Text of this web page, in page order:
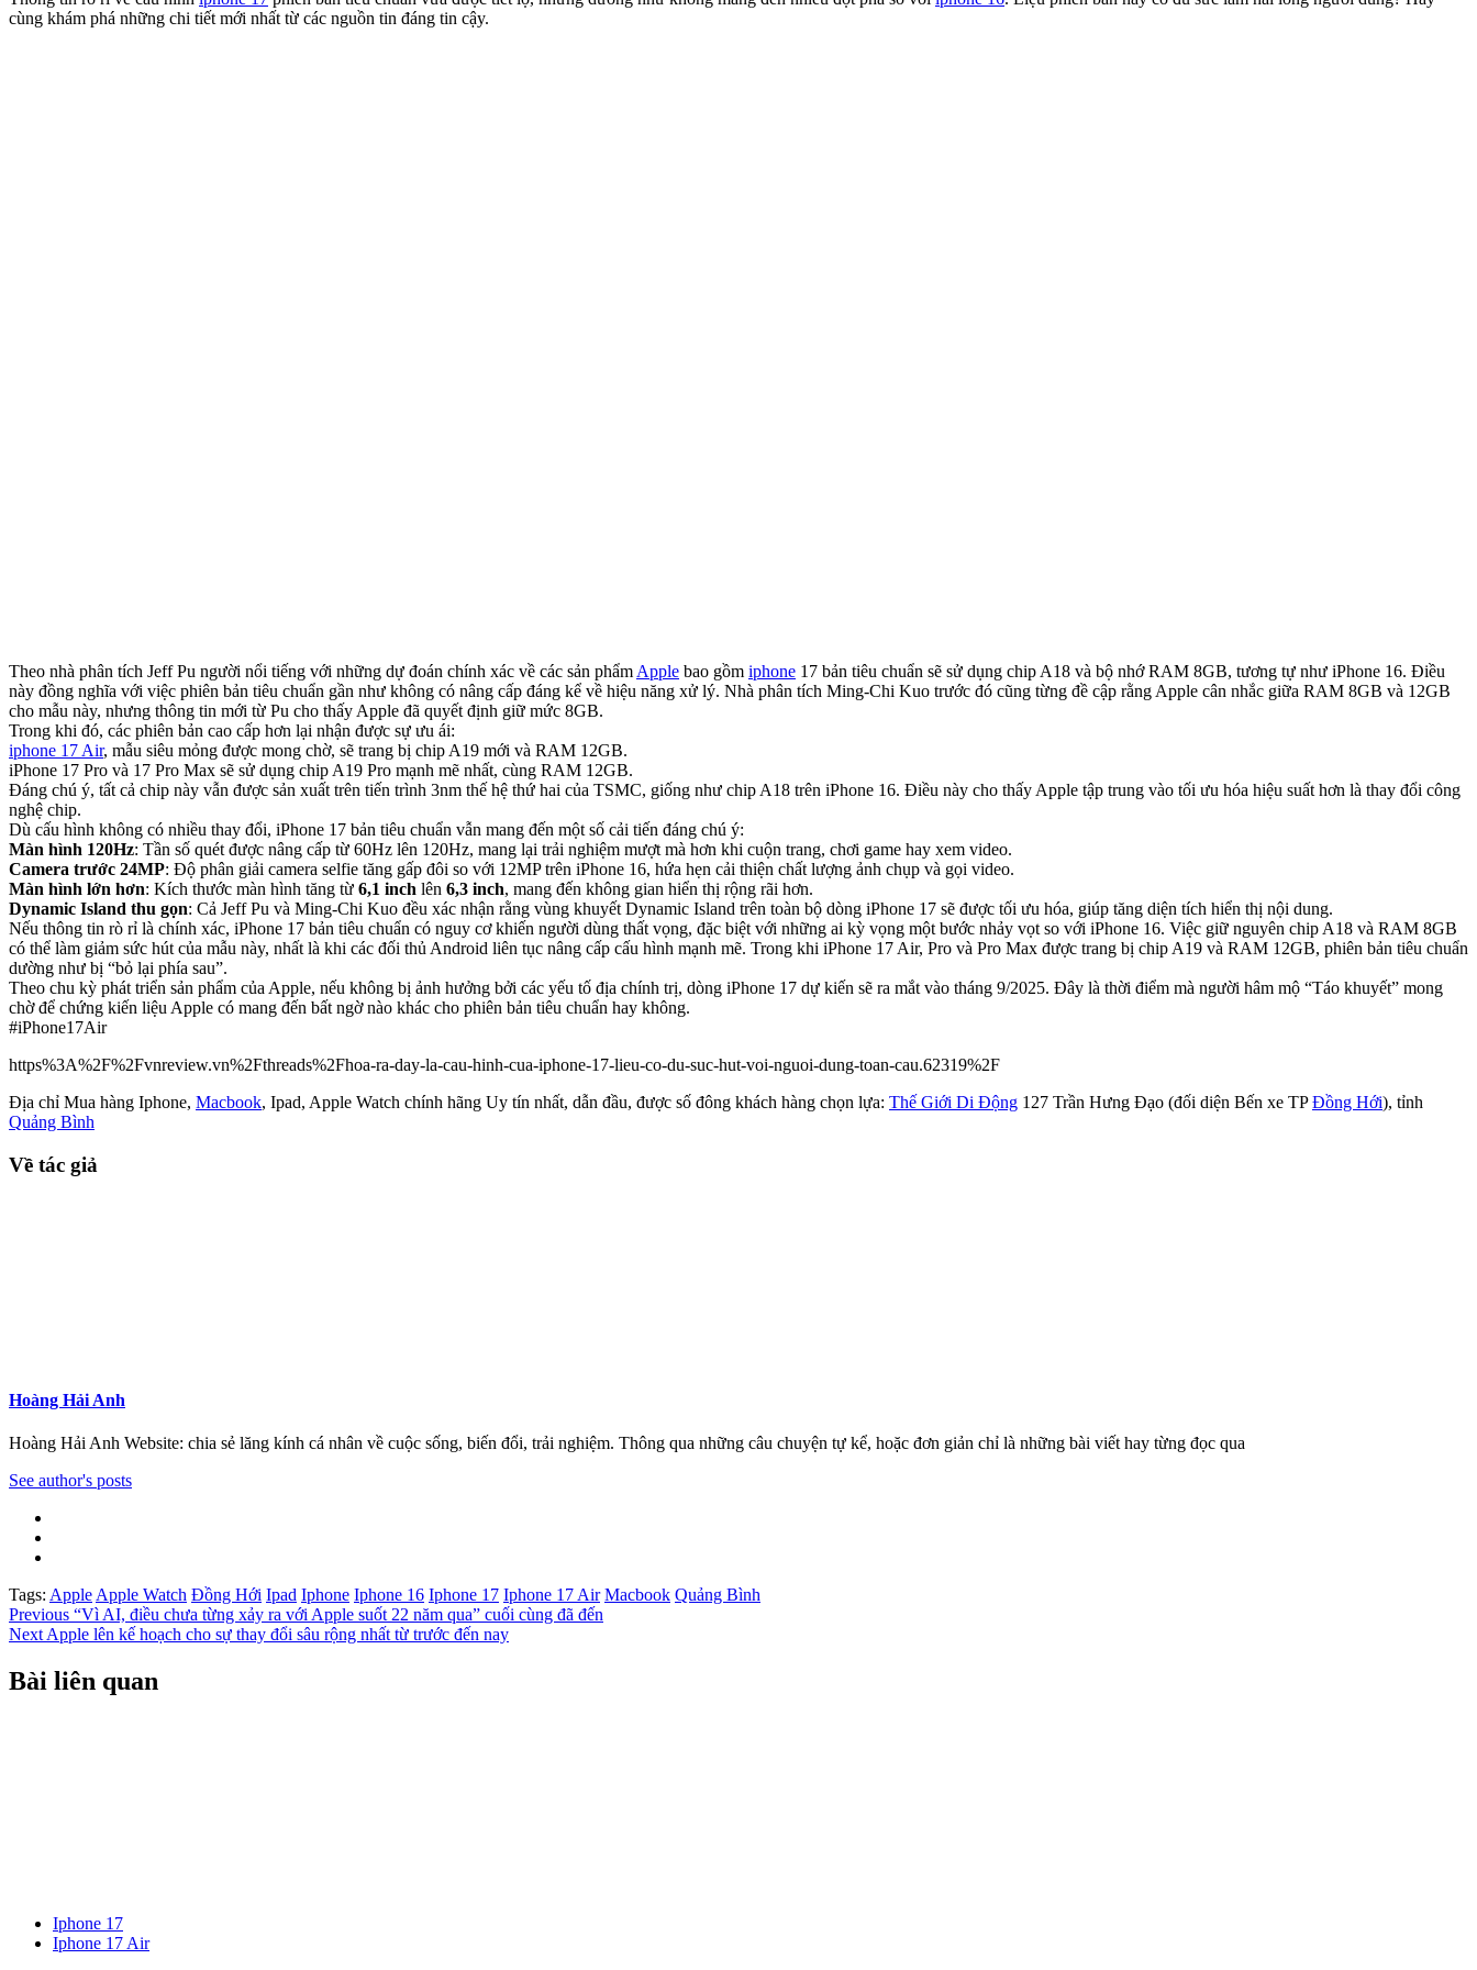
cùng khám phá những chi tiết mới nhất từ các nguồn tin đáng tin cậy.
Theo nhà phân tích Jeff Pu người nổi tiếng với những dự đoán chính xác về các sản phẩmApple bao gồm iphone 17 bản tiêu chuẩn sẽ sử dụng chip A18 và bộ nhớ RAM 8GB, tương tự như iPhone 16. Điều
này đồng nghĩa với việc phiên bản tiêu chuẩn gần như không có nâng cấp đáng kể về hiệu năng xử lý. Nhà phân tích Ming-Chi Kuo trước đó cũng từng đề cập rằng Apple cân nhắc giữa RAM 8GB và 12GB
cho mẫu này, nhưng thông tin mới từ Pu cho thấy Apple đã quyết định giữ mức 8GB.
Trong khi đó, các phiên bản cao cấp hơn lại nhận được sự ưu ái:
iphone 17 Air, mẫu siêu mỏng được mong chờ, sẽ trang bị chip A19 mới và RAM 12GB.
iPhone 17 Pro và 17 Pro Max sẽ sử dụng chip A19 Pro mạnh mẽ nhất, cùng RAM 12GB.
Đáng chú ý, tất cả chip này vẫn được sản xuất trên tiến trình 3nm thế hệ thứ hai của TSMC, giống như chip A18 trên iPhone 16. Điều này cho thấy Apple tập trung vào tối ưu hóa hiệu suất hơn là thay đổi công
nghệ chip.
Dù cấu hình không có nhiều thay đổi, iPhone 17 bản tiêu chuẩn vẫn mang đến một số cải tiến đáng chú ý:
Màn hình 120Hz: Tần số quét được nâng cấp từ 60Hz lên 120Hz, mang lại trải nghiệm mượt mà hơn khi cuộn trang, chơi game hay xem video.
Camera trước 24MP: Độ phân giải camera selfie tăng gấp đôi so với 12MP trên iPhone 16, hứa hẹn cải thiện chất lượng ảnh chụp và gọi video.
Màn hình lớn hơn: Kích thước màn hình tăng từ 6,1 inch lên 6,3 inch, mang đến không gian hiển thị rộng rãi hơn.
Dynamic Island thu gọn: Cả Jeff Pu và Ming-Chi Kuo đều xác nhận rằng vùng khuyết Dynamic Island trên toàn bộ dòng iPhone 17 sẽ được tối ưu hóa, giúp tăng diện tích hiển thị nội dung.
Nếu thông tin rò rỉ là chính xác, iPhone 17 bản tiêu chuẩn có nguy cơ khiến người dùng thất vọng, đặc biệt với những ai kỳ vọng một bước nhảy vọt so với iPhone 16. Việc giữ nguyên chip A18 và RAM 8GB
có thể làm giảm sức hút của mẫu này, nhất là khi các đối thủ Android liên tục nâng cấp cấu hình mạnh mẽ. Trong khi iPhone 17 Air, Pro và Pro Max được trang bị chip A19 và RAM 12GB, phiên bản tiêu chuẩn
dường như bị “bỏ lại phía sau”.
Theo chu kỳ phát triển sản phẩm của Apple, nếu không bị ảnh hưởng bởi các yếu tố địa chính trị, dòng iPhone 17 dự kiến sẽ ra mắt vào tháng 9/2025. Đây là thời điểm mà người hâm mộ “Táo khuyết” mong
chờ để chứng kiến liệu Apple có mang đến bất ngờ nào khác cho phiên bản tiêu chuẩn hay không.
#iPhone17Air
https%3A%2F%2Fvnreview.vn%2Fthreads%2Fhoa-ra-day-la-cau-hinh-cua-iphone-17-lieu-co-du-suc-hut-voi-nguoi-dung-toan-cau.62319%2F
Địa chỉ Mua hàng Iphone, Macbook, Ipad, Apple Watch chính hãng Uy tín nhất, dẫn đầu, được số đông khách hàng chọn lựa: Thế Giới Di Động 127 Trần Hưng Đạo (đối diện Bến xe TPĐồng Hới), tỉnh
Quảng Bình
Về tác giả
Hoàng Hải Anh
Hoàng Hải Anh Website: chia sẻ lăng kính cá nhân về cuộc sống, biến đổi, trải nghiệm. Thông qua những câu chuyện tự kể, hoặc đơn giản chỉ là những bài viết hay từng đọc qua
See author's posts
Tags: AppleApple Watch Đồng Hới Ipad Iphone Iphone 16 Iphone 17 Iphone 17 Air Macbook Quảng Bình
Post
navigation
Previous “Vì AI, điều chưa từng xảy ra với Apple suốt 22 năm qua” cuối cùng đã đến
NextApple lên kế hoạch cho sự thay đổi sâu rộng nhất từ trước đến nay
Bài liên quan
Iphone 17
Iphone 17 Air